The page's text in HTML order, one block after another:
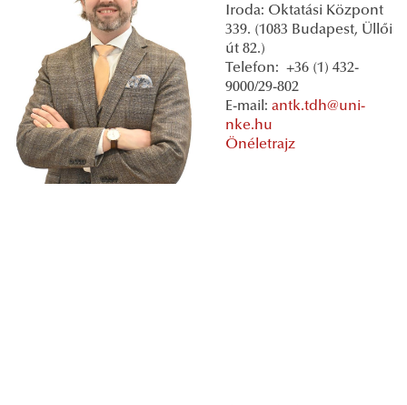
Iroda: Oktatási Központ
339. (1083 Budapest, Üllői
út 82.)
Telefon: +36 (1) 432-
9000/29-802
E-mail: antk.tdh@uni-
nke.hu
Önéletrajz